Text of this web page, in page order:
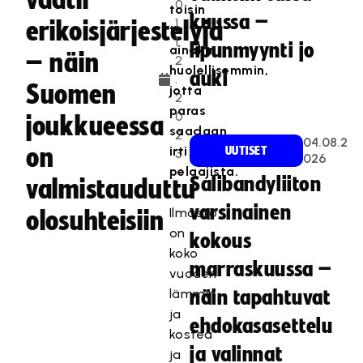
erikoisjärjestelyjä
– näin
Suomen
joukkueessa
on
valmistauduttu
olosuhteisiin
0
1.
1
2
.
2
0
2
3
toisin
tai
ainakin
huolellisemmin,
jotta
paras
saadaan
irti
pelaajista.
Ilmasto
on
koko
vuoden
lämmin
ja
kostea
ja
kuussa –
lipunmyynti jo
auki
UUTISET
04.08.2
026
Salibandyliiton
varsinainen
kokous
marraskuussa –
näin tapahtuvat
ehdokasasettelu
ja valinnat